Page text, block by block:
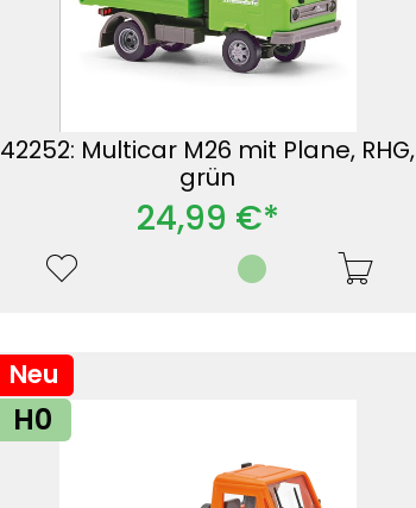
42252: Multicar M26 mit Plane, RHG,
grün
24,99 €*
H0
Neu